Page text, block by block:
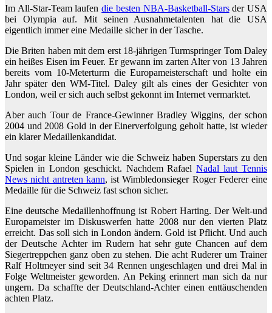
Im All-Star-Team laufendie besten NBA-Basketball-Starsder USA
bei Olympia auf. Mit seinen Ausnahmetalenten hat die USA
eigentlich immer eine Medaille sicher in der Tasche.
Die Briten haben mit dem erst 18-jährigen Turmspringer Tom Daley
ein heißes Eisen im Feuer. Er gewann im zarten Alter von 13 Jahren
bereits vom 10-Meterturm die Europameisterschaft und holte ein
Jahr später den WM-Titel. Daley gilt als eines der Gesichter von
London, weil er sich auch selbst gekonnt im Internet vermarktet.
Aber auch Tour de France-Gewinner Bradley Wiggins, der schon
2004 und 2008 Gold in der Einerverfolgung geholt hatte, ist wieder
ein klarer Medaillenkandidat.
Und sogar kleine Länder wie die Schweiz haben Superstars zu den
Spielen in London geschickt. Nachdem RafaelNadal laut Tennis
News nicht antreten kann, ist Wimbledonsieger Roger Federer eine
Medaille für die Schweiz fast schon sicher.
Eine deutsche Medaillenhoffnung ist Robert Harting. Der Welt-und
Europameister im Diskuswerfen hatte 2008 nur den vierten Platz
erreicht. Das soll sich in London ändern. Gold ist Pflicht. Und auch
der Deutsche Achter im Rudern hat sehr gute Chancen auf dem
Siegertreppchen ganz oben zu stehen. Die acht Ruderer um Trainer
Ralf Holtmeyer sind seit 34 Rennen ungeschlagen und drei Mal in
Folge Weltmeister geworden. An Peking erinnert man sich da nur
ungern. Da schaffte der Deutschland-Achter einen enttäuschenden
achten Platz.